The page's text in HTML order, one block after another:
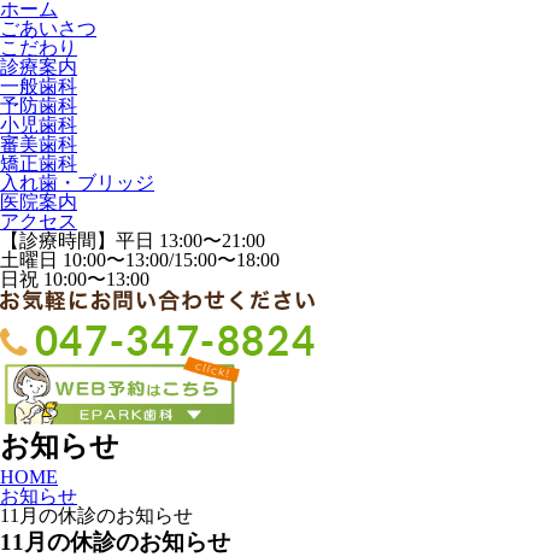
ホーム
ごあいさつ
こだわり
診療案内
一般歯科
予防歯科
小児歯科
審美歯科
矯正歯科
入れ歯・ブリッジ
医院案内
アクセス
【診療時間】平日 13:00〜21:00
土曜日 10:00〜13:00/15:00〜18:00
日祝 10:00〜13:00
お知らせ
HOME
お知らせ
11月の休診のお知らせ
11月の休診のお知らせ